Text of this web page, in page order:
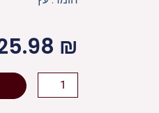
₪
כמות
של